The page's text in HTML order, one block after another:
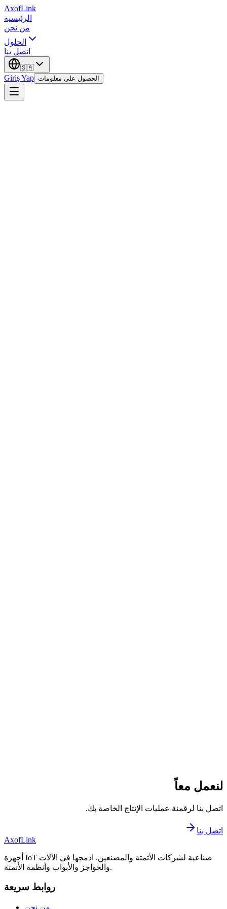
AxofLink
الرئيسية
من نحن
الحلول
اتصل بنا
🇸🇦
Giriş Yap الحصول على معلومات
لنعمل معاً
اتصل بنا لرقمنة عمليات الإنتاج الخاصة بك.
اتصل بنا
AxofLink
أجهزة IoT صناعية لشركات الأتمتة والمصنعين. ادمجها في الآلات
والحواجز والأبواب وأنظمة الأتمتة.
روابط سريعة
من نحن